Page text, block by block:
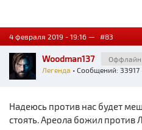
4 февраля 2019 - 19:16 — #83
Woodman137
Оффлайн
Легенда • Сообщений:
Надеюсь против нас будет
стоять. Ареола божил против